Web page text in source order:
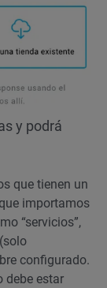
y podrá
que tienen un
importamos
“servicios”,
(solo
configurado.
debe estar